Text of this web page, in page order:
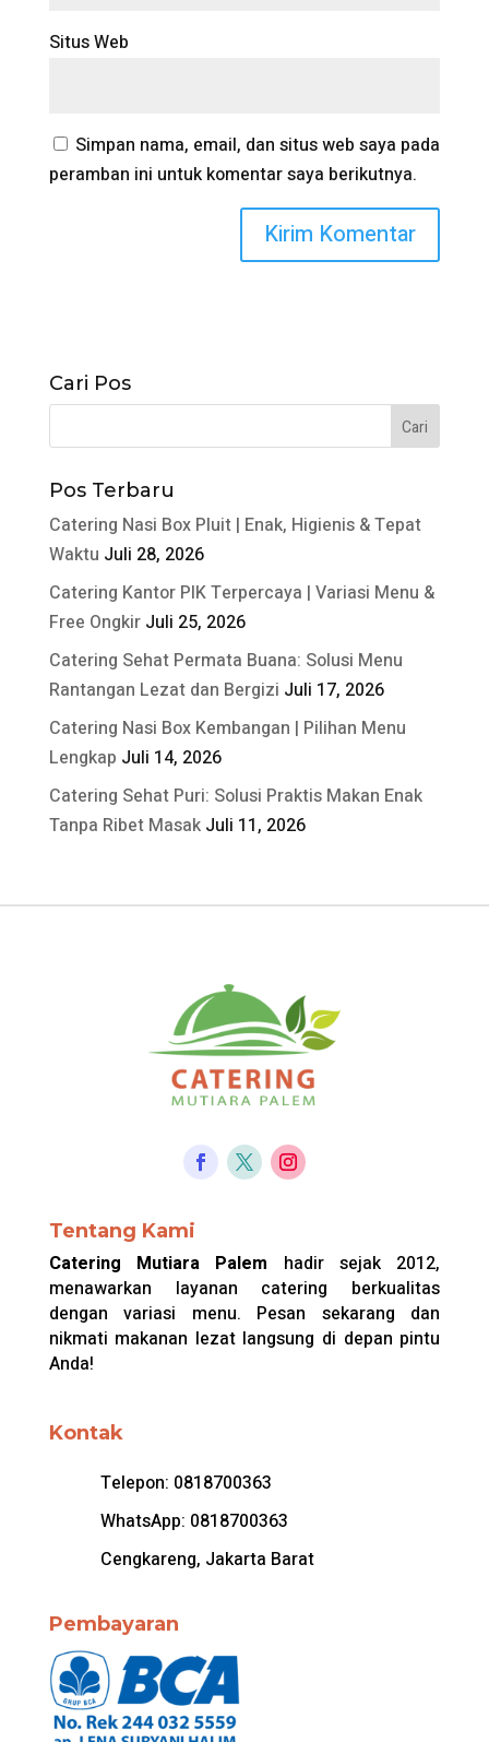
Situs Web
Simpan nama, email, dan situs web saya pada
peramban ini untuk komentar saya berikutnya.
Cari Pos
Pos Terbaru
Catering Nasi Box Pluit | Enak, Higienis & Tepat
Waktu Juli 28, 2026
Catering Kantor PIK Terpercaya | Variasi Menu &
Free Ongkir Juli 25, 2026
Catering Sehat Permata Buana: Solusi Menu
Rantangan Lezat dan Bergizi Juli 17, 2026
Catering Nasi Box Kembangan | Pilihan Menu
Lengkap Juli 14, 2026
Catering Sehat Puri: Solusi Praktis Makan Enak
Tanpa Ribet Masak Juli 11, 2026
Tentang Kami
Catering Mutiara Palem hadir sejak 2012,
menawarkan layanan catering berkualitas
dengan variasi menu. Pesan sekarang dan
nikmati makanan lezat langsung di depan pintu
Anda!
Kontak
Telepon: 0818700363
WhatsApp: 0818700363
Cengkareng, Jakarta Barat
Pembayaran